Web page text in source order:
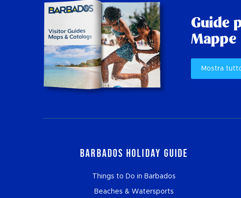
Guide
Mostra
Barbados Holiday Guide
Things to Do in Barbados
Beaches & Watersports